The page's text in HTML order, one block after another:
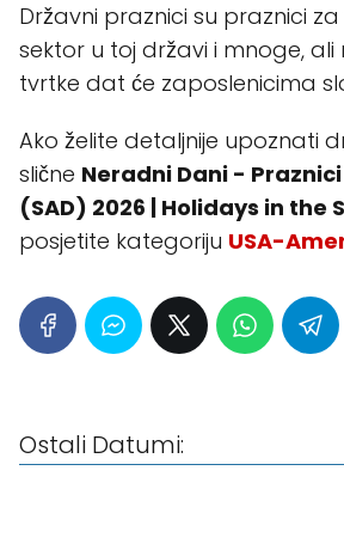
Državni praznici su praznici
sektor u toj državi i mnoge, ali
tvrtke dat će zaposlenicima
Ako želite detaljnije upoznati
slične Neradni Dani -
(SAD) 2026 | Holidays in the
posjetite kategoriju USA-
Ostali Datumi: